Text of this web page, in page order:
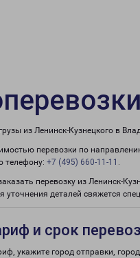
из Ленинск-Кузнецкого в
перевозки по
телефону: +7 (495) 660-11-11 .
перевозку из Ленинск-
уточнения деталей свяжется
и срок
укажите город отправки,